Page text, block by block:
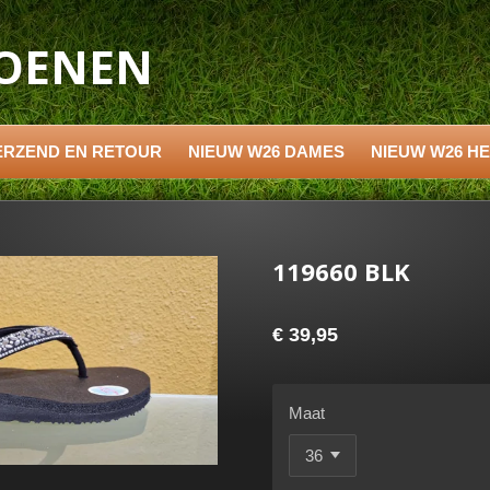
EN RETOUR NIEUW W26 DAMES NIEUW W26
119660 BLK
€ 39,95
Maat